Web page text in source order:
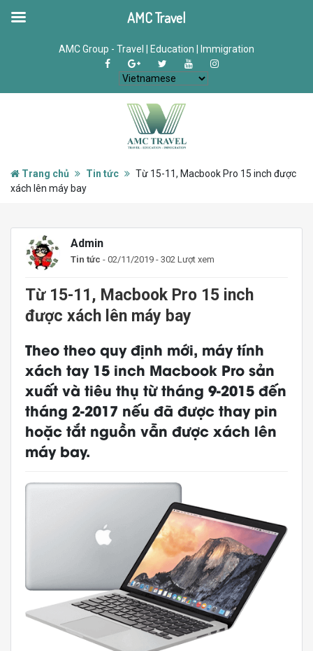
AMC Group - Travel | Education | Immigration
Trang chủ Tin tức
Từ 15-11, Macbook Pro 15 inch được
xách lên máy bay
Admin
Tin tức - 02/11/2019 - 302 Lượt xem
Từ 15-11, Macbook Pro 15 inch
được xách lên máy bay
Theo theo quy định mới, máy tính
xách tay 15 inch Macbook Pro sản
xuất và tiêu thụ từ tháng 9-2015 đến
tháng 2-2017 nếu đã được thay pin
hoặc tắt nguồn vẫn được xách lên
máy bay.
AMC Travel